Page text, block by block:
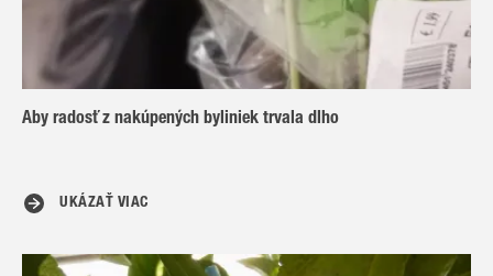
Aby radosť z nakúpených byliniek trvala dlho
UKÁZAŤ VIAC